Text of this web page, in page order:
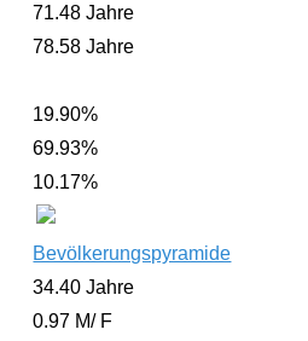
71.48 Jahre
78.58 Jahre
19.90%
69.93%
10.17%
Bevölkerungspyramide
34.40 Jahre
0.97 M/ F